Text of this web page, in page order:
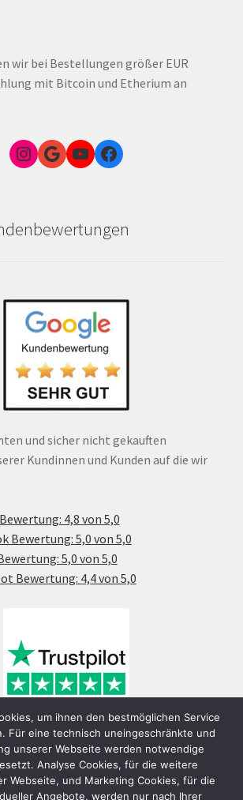
wir bei Bestellungen größer EUR
mit Bitcoin und Etherium an
Instagram
Google Link zum FunShop WienYouTubeFacebook
und sicher nicht gekauften
Kundinnen und Kunden auf die wir
4,8 von 5,0
Bewertung: 5,0 von 5,0
5,0 von 5,0
Bewertung: 4,4 von 5,0
um ihnen den bestmöglichen Service
Für eine technisch uneingeschränkte und
unserer Webseite werden notwendige
Analyse Cookies, für die weitere
Webseite, und Marketing Cookies, für die
Angebote, werden nur nach Ihrer